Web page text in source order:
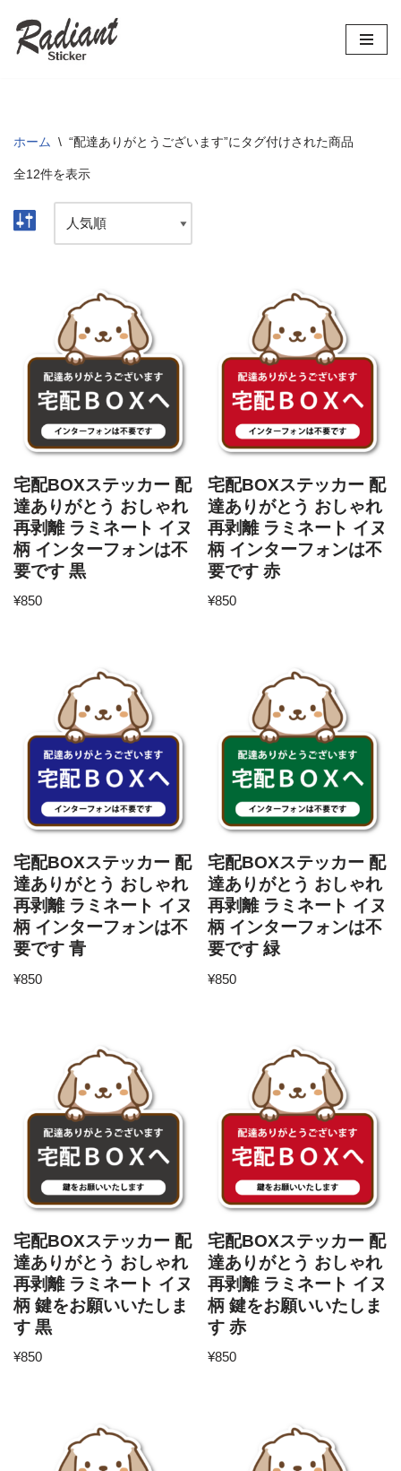
コ
ツ
ス
ッ
ホーム \ “配達ありがとうございます”にタグ付けされた商品
全12件を表示
宅配BOXステッカー 配
達ありがとう おしゃれ
再剥離 ラミネート イヌ
柄 インターフォンは不
要です 黒
¥850
宅配BOXステッカー 配
達ありがとう おしゃれ
再剥離 ラミネート イヌ
柄 インターフォンは不
要です 赤
¥850
宅配BOXステッカー 配
達ありがとう おしゃれ
再剥離 ラミネート イヌ
柄 インターフォンは不
要です 青
¥850
宅配BOXステッカー 配
達ありがとう おしゃれ
再剥離 ラミネート イヌ
柄 インターフォンは不
要です 緑
¥850
宅配BOXステッカー 配
達ありがとう おしゃれ
再剥離 ラミネート イヌ
柄 鍵をお願いいたしま
す 黒
¥850
宅配BOXステッカー 配
達ありがとう おしゃれ
再剥離 ラミネート イヌ
柄 鍵をお願いいたしま
す 赤
¥850